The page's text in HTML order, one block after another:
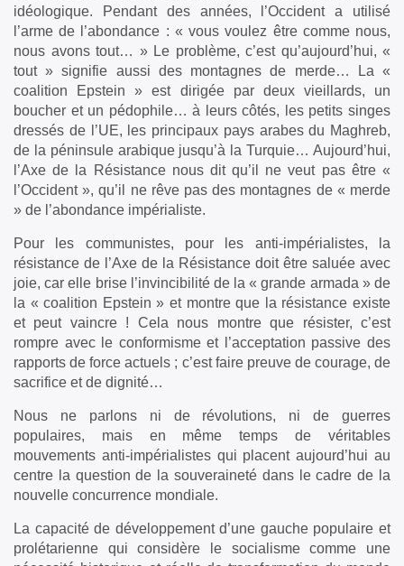
idéologique. Pendant des années, l’Occident a utilisé
l’arme de l’abondance : « vous voulez être comme nous,
nous avons tout… » Le problème, c’est qu’aujourd’hui, «
tout » signifie aussi des montagnes de merde… La «
coalition Epstein » est dirigée par deux vieillards, un
boucher et un pédophile… à leurs côtés, les petits singes
dressés de l’UE, les principaux pays arabes du Maghreb,
de la péninsule arabique jusqu’à la Turquie… Aujourd’hui,
l’Axe de la Résistance nous dit qu’il ne veut pas être «
l’Occident », qu’il ne rêve pas des montagnes de « merde
» de l’abondance impérialiste.
Pour les communistes, pour les anti-impérialistes, la
résistance de l’Axe de la Résistance doit être saluée avec
joie, car elle brise l’invincibilité de la « grande armada » de
la « coalition Epstein » et montre que la résistance existe
et peut vaincre ! Cela nous montre que résister, c’est
rompre avec le conformisme et l’acceptation passive des
rapports de force actuels ; c’est faire preuve de courage, de
sacrifice et de dignité…
Nous ne parlons ni de révolutions, ni de guerres
populaires, mais en même temps de véritables
mouvements anti-impérialistes qui placent aujourd’hui au
centre la question de la souveraineté dans le cadre de la
nouvelle concurrence mondiale.
La capacité de développement d’une gauche populaire et
prolétarienne qui considère le socialisme comme une